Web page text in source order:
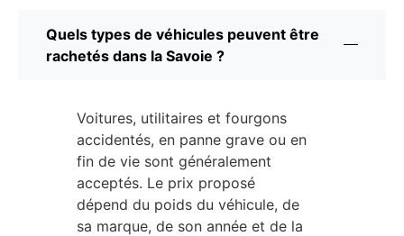
Quels types de véhicules peuvent être
rachetés dans la Savoie ?
Voitures, utilitaires et fourgons
accidentés, en panne grave ou en
fin de vie sont généralement
acceptés. Le prix proposé
dépend du poids du véhicule, de
sa marque, de son année et de la